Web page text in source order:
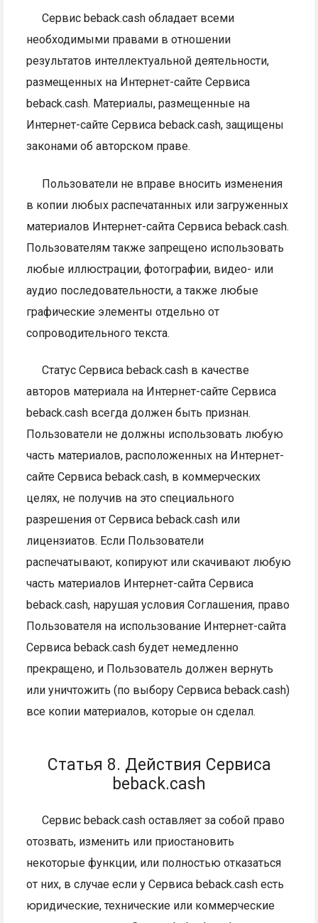
Сервис beback.cash обладает всеми
необходимыми правами в отношении
результатов интеллектуальной деятельности,
размещенных на Интернет-сайте Сервиса
beback.cash. Материалы, размещенные на
Интернет-сайте Сервиса beback.cash, защищены
законами об авторском праве.
Пользователи не вправе вносить изменения
в копии любых распечатанных или загруженных
материалов Интернет-сайта Сервиса beback.cash.
Пользователям также запрещено использовать
любые иллюстрации, фотографии, видео- или
аудио последовательности, а также любые
графические элементы отдельно от
сопроводительного текста.
Cтатус Сервиса beback.cash в качестве
авторов материала на Интернет-сайте Сервиса
beback.cash всегда должен быть признан.
Пользователи не должны использовать любую
часть материалов, расположенных на Интернет-
сайте Сервиса beback.cash, в коммерческих
целях, не получив на это специального
разрешения от Сервиса beback.cash или
лицензиатов. Если Пользователи
распечатывают, копируют или скачивают любую
часть материалов Интернет-сайта Сервиса
beback.cash, нарушая условия Соглашения, право
Пользователя на использование Интернет-сайта
Сервиса beback.cash будет немедленно
прекращено, и Пользователь должен вернуть
или уничтожить (по выбору Сервиса beback.cash)
все копии материалов, которые он сделал.
Статья 8. Действия Сервиса
beback.cash
Сервис beback.cash оставляет за собой право
отозвать, изменить или приостановить
некоторые функции, или полностью отказаться
от них, в случае если у Сервиса beback.cash есть
юридические, технические или коммерческие